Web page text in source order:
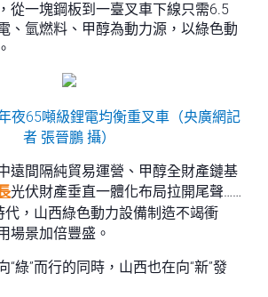
從一塊鋼板到一臺叉車下線只需6.5
、氫燃料、甲醇為動力源，以綠色動
夜65噸級鋰電均衡重叉車（央廣網記
者 張晉鵬 攝）
遠間隔純貿易運營、甲醇全財產鏈基
光伏財產垂直一體化布局拉開尾聲……
代，山西綠色動力設備制造不竭衝
場景加倍豐盛。
“綠”而行的同時，山西也在向“新”發